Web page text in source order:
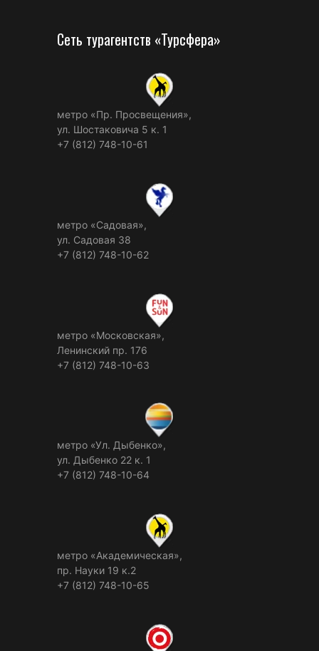
Сеть турагентств «Турсфера»
метро «Пр. Просвещения»,
ул. Шостаковича 5 к. 1
+7 (812) 748-10-61
метро «Садовая»,
ул. Садовая 38
+7 (812) 748-10-62
метро «Московская»,
Ленинский пр. 176
+7 (812) 748-10-63
метро «Ул. Дыбенко»,
ул. Дыбенко 22 к. 1
+7 (812) 748-10-64
метро «Академическая»,
пр. Науки 19 к.2
+7 (812) 748-10-65